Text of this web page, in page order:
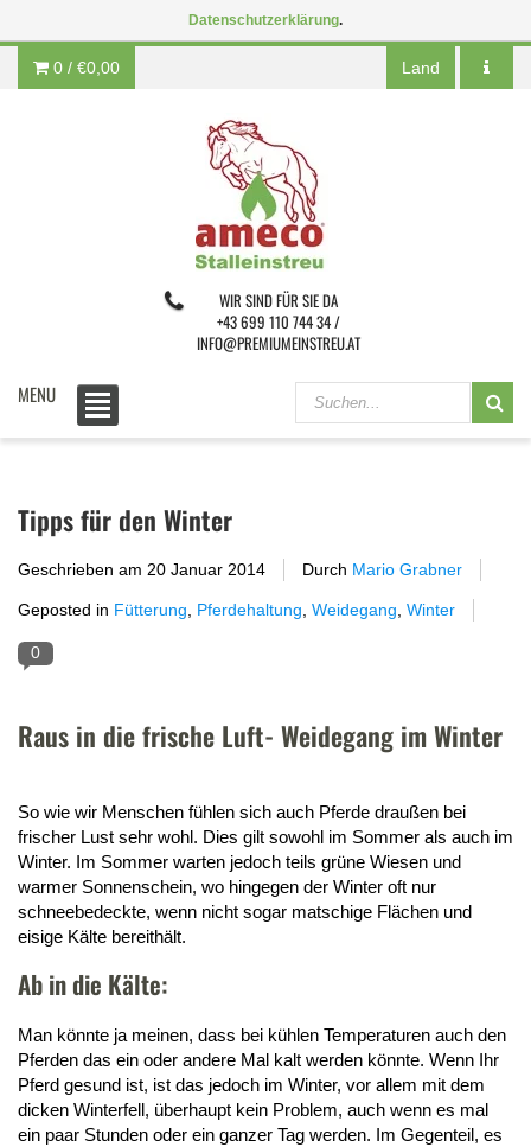
0 / €0,00 Land
WIR SIND FÜR SIE DA
+43 699 110 744 34 /
INFO@PREMIUMEINSTREU.AT
MENU
Tipps für den Winter
Geschrieben am 20 Januar 2014 Durch Mario Grabner
Geposted in Fütterung, Pferdehaltung, Weidegang, Winter
0
Raus in die frische Luft- Weidegang im Winter
So wie wir Menschen fühlen sich auch Pferde draußen bei
frischer Lust sehr wohl. Dies gilt sowohl im Sommer als auch im
Winter. Im Sommer warten jedoch teils grüne Wiesen und
warmer Sonnenschein, wo hingegen der Winter oft nur
schneebedeckte, wenn nicht sogar matschige Flächen und
eisige Kälte bereithält.
Ab in die Kälte:
Man könnte ja meinen, dass bei kühlen Temperaturen auch den
Pferden das ein oder andere Mal kalt werden könnte. Wenn Ihr
Pferd gesund ist, ist das jedoch im Winter, vor allem mit dem
dicken Winterfell, überhaupt kein Problem, auch wenn es mal
ein paar Stunden oder ein ganzer Tag werden. Im Gegenteil, es
Datenschutzerklärung.